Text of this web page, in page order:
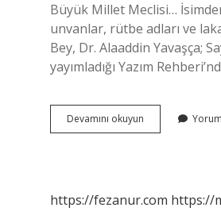
Büyük Millet Meclisi…
unvanlar, rütbe adları ve
Bey, Dr. Alaaddin Yavaşça;
yayımladığı Yazım
Devamını okuyun
Hocanın
https://fezanur.com https://